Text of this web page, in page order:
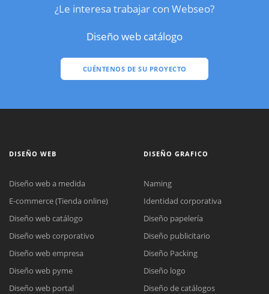
¿Le interesa trabajar con Webseo?
Diseño web catálogo
CUÉNTENOS DE SU PROYECTO
DISEÑO WEB
Diseño web a medida
E-commerce (Tienda online)
Diseño web catálogo
Diseño web corporativo
Diseño web empresa
Diseño web pyme
Diseño web portal
DISEÑO GRAFICO
Naming
Identidad corporativa
Diseño papelería
Diseño publicitario
Diseño Packing
Diseño logo
Diseño de catálogos